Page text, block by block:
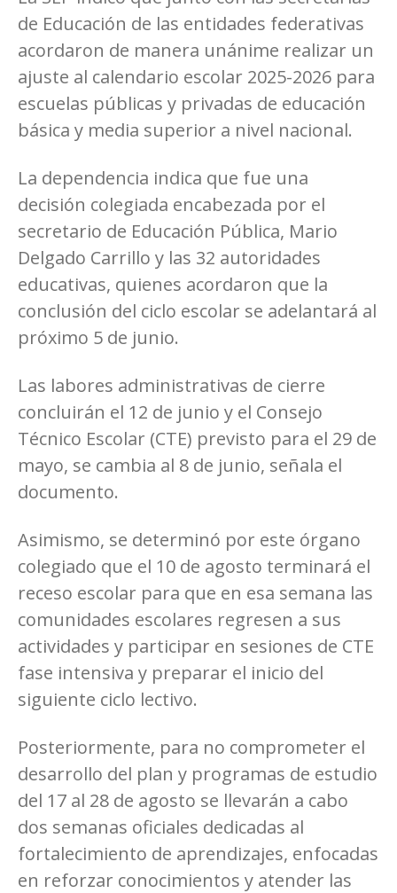
de Educación de las entidades federativas
acordaron de manera unánime realizar un
ajuste al calendario escolar 2025-2026 para
escuelas públicas y privadas de educación
básica y media superior a nivel nacional.
La dependencia indica que fue una
decisión colegiada encabezada por el
secretario de Educación Pública, Mario
Delgado Carrillo y las 32 autoridades
educativas, quienes acordaron que la
conclusión del ciclo escolar se adelantará al
próximo 5 de junio.
Las labores administrativas de cierre
concluirán el 12 de junio y el Consejo
Técnico Escolar (CTE) previsto para el 29 de
mayo, se cambia al 8 de junio, señala el
documento.
Asimismo, se determinó por este órgano
colegiado que el 10 de agosto terminará el
receso escolar para que en esa semana las
comunidades escolares regresen a sus
actividades y participar en sesiones de CTE
fase intensiva y preparar el inicio del
siguiente ciclo lectivo.
Posteriormente, para no comprometer el
desarrollo del plan y programas de estudio
del 17 al 28 de agosto se llevarán a cabo
dos semanas oficiales dedicadas al
fortalecimiento de aprendizajes, enfocadas
en reforzar conocimientos y atender las